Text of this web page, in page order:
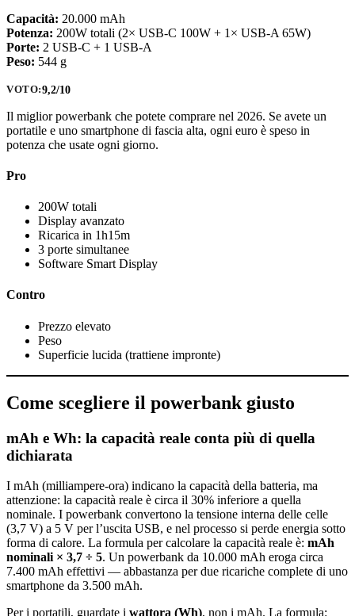
Capacità: 20.000 mAh
Potenza: 200W totali (2× USB-C 100W + 1× USB-A 65W)
Porte: 2 USB-C + 1 USB-A
Peso: 544 g
VOTO:9,2/10
Il miglior powerbank che potete comprare nel 2026. Se avete un
portatile e uno smartphone di fascia alta, ogni euro è speso in
potenza che usate ogni giorno.
Pro
200W totali
Display avanzato
Ricarica in 1h15m
3 porte simultanee
Software Smart Display
Contro
Prezzo elevato
Peso
Superficie lucida (trattiene impronte)
Come scegliere il powerbank giusto
mAh e Wh: la capacità reale conta più di quella
dichiarata
I mAh (milliampere-ora) indicano la capacità della batteria, ma
attenzione: la capacità reale è circa il 30% inferiore a quella
nominale. I powerbank convertono la tensione interna delle celle
(3,7 V) a 5 V per l’uscita USB, e nel processo si perde energia sotto
forma di calore. La formula per calcolare la capacità reale è: mAh
nominali × 3,7 ÷ 5. Un powerbank da 10.000 mAh eroga circa
7.400 mAh effettivi — abbastanza per due ricariche complete di uno
smartphone da 3.500 mAh.
Per i portatili, guardate i wattora (Wh), non i mAh. La formula: